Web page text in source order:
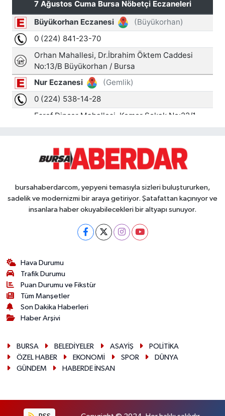
bursahaberdarcom, yepyeni temasıyla sizleri buluştururken,
sadelik ve modernizmi bir araya getiriyor. Şatafattan kaçınıyor ve
insanlara haber okuyabilecekleri bir altyapı sunuyor.
Hava Durumu
Trafik Durumu
Puan Durumu ve Fikstür
Tüm Manşetler
Son Dakika Haberleri
Haber Arşivi
BURSA BELEDİYELER ASAYİŞ
POLİTİKA
ÖZEL HABER
EKONOMİ SPOR
DÜNYA
GÜNDEM
HABERDE İNSAN